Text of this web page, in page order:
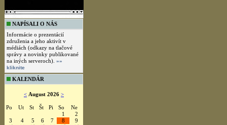
NAPÍSALI O NÁS
Informácie o prezentácií
združenia a jeho aktivít v
médiách (odkazy na tlačové
správy a novinky publikované
na iných serveroch). »»
kliknite
KALENDÁR
< August 2026 >
Po Ut St Št Pi So
Ne
1
2
3
4 5 6 7 8
9